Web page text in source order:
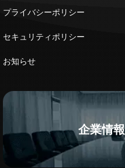
プライバシーポリシー
セキュリティポリシー
お知らせ
企業情